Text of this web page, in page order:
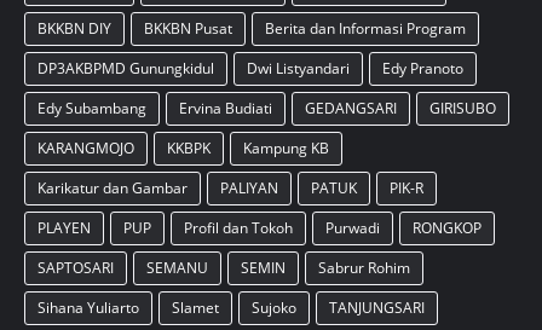
BKKBN DIY
BKKBN Pusat
Berita dan Informasi Program
DP3AKBPMD Gunungkidul
Dwi Listyandari
Edy Pranoto
Edy Subambang
Ervina Budiati GEDANGSARI
GIRISUBO
KARANGMOJO
KKBPK
Kampung KB
Karikatur dan Gambar
PALIYAN PATUK
PIK-R
PLAYEN
PUP Profil dan Tokoh Purwadi
RONGKOP
SAPTOSARI
SEMANU SEMIN
Sabrur Rohim
Sihana Yuliarto
Slamet Sujoko
TANJUNGSARI